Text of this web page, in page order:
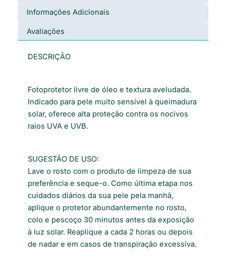
Informações Adicionais
Avaliações
DESCRIÇÃO
Fotoprotetor livre de óleo e textura aveludada.
Indicado para pele muito sensível à queimadura
solar, oferece alta proteção contra os nocivos
raios UVA e UVB.
SUGESTÃO DE USO:
Lave o rosto com o produto de limpeza de sua
preferência e seque-o. Como última etapa nos
cuidados diários da sua pele pela manhã,
aplique o protetor abundantemente no rosto,
colo e pescoço 30 minutos antes da exposição
à luz solar. Reaplique a cada 2 horas ou depois
de nadar e em casos de transpiração excessiva.